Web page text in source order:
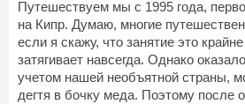
Путешествуем мы с 1995 года,
на Кипр. Думаю, многие
если я скажу, что занятие это
затягивает навсегда. Однако
учетом нашей необъятной страны,
дегтя в бочку меда. Поэтому после